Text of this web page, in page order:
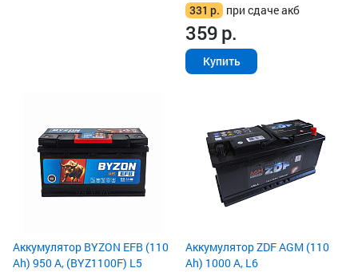
331 р. при сдаче акб
359р.
Купить
Аккумулятор BYZON EFB (110
Ah) 950 А, (BYZ1100F) L5
Аккумулятор ZDF AGM (110
Ah) 1000 А, L6